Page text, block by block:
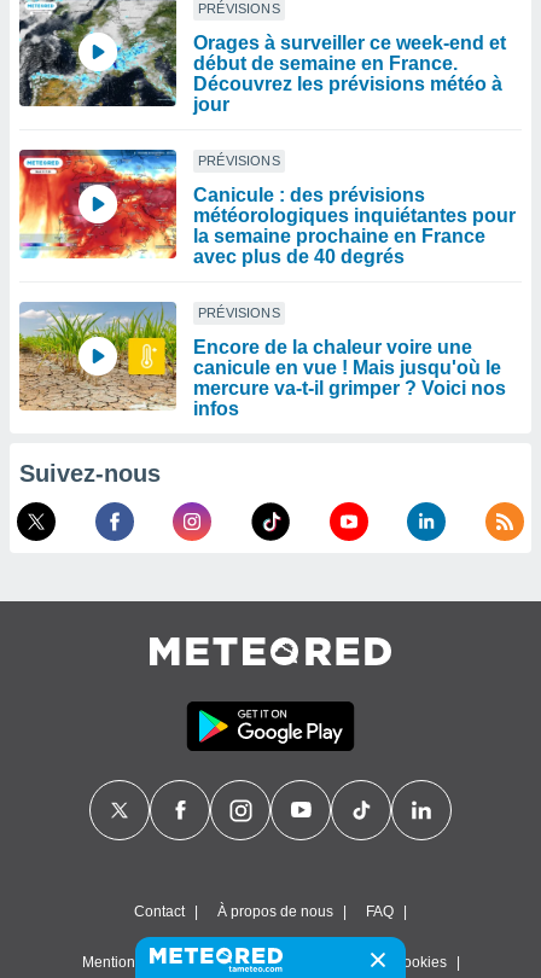
PRÉVISIONS
Orages à surveiller ce week-end et
début de semaine en France.
Découvrez les prévisions météo à
jour
PRÉVISIONS
Canicule : des prévisions
météorologiques inquiétantes pour
la semaine prochaine en France
avec plus de 40 degrés
PRÉVISIONS
Encore de la chaleur voire une
canicule en vue ! Mais jusqu'où le
mercure va-t-il grimper ? Voici nos
infos
Suivez-nous
Contact À propos de nous FAQ
Mentions légales & Conditions d'utilisation Cookies